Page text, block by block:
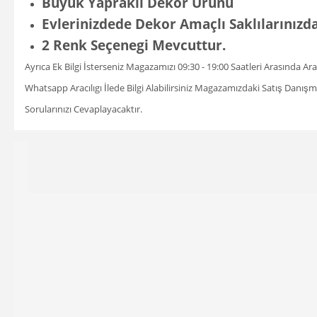
Evlerinizdede Dekor Amaçlı
2 Renk Seçenegi Mevcuttur.
Ayrıca Ek Bilgi İsterseniz Magazamızı 09:30 - 19:00 Saatleri Arasında
Whatsapp Aracılıgı İlede Bilgi Alabilirsiniz Magazamızdaki Satış
Sorularınızı Cevaplayacaktır.